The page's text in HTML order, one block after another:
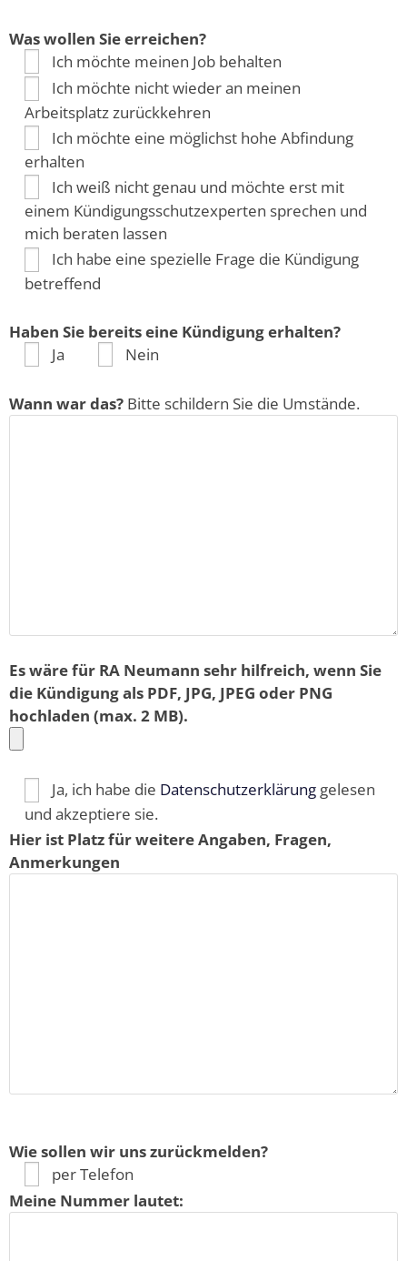
Was wollen Sie erreichen?
Ich möchte meinen Job behalten
Ich möchte nicht wieder an meinen
Arbeitsplatz zurückkehren
Ich möchte eine möglichst hohe Abfindung
erhalten
Ich weiß nicht genau und möchte erst mit
einem Kündigungsschutzexperten sprechen und
mich beraten lassen
Ich habe eine spezielle Frage die Kündigung
betreffend
Haben Sie bereits eine Kündigung erhalten?
Ja
Nein
Wann war das? Bitte schildern Sie die Umstände.
Es wäre für RA Neumann sehr hilfreich, wenn Sie
die Kündigung als PDF, JPG, JPEG oder PNG
hochladen (max. 2 MB).
Ja, ich habe die Datenschutzerklärung gelesen
und akzeptiere sie.
Hier ist Platz für weitere Angaben, Fragen,
Anmerkungen
Wie sollen wir uns zurückmelden?
per Telefon
Meine Nummer lautet: